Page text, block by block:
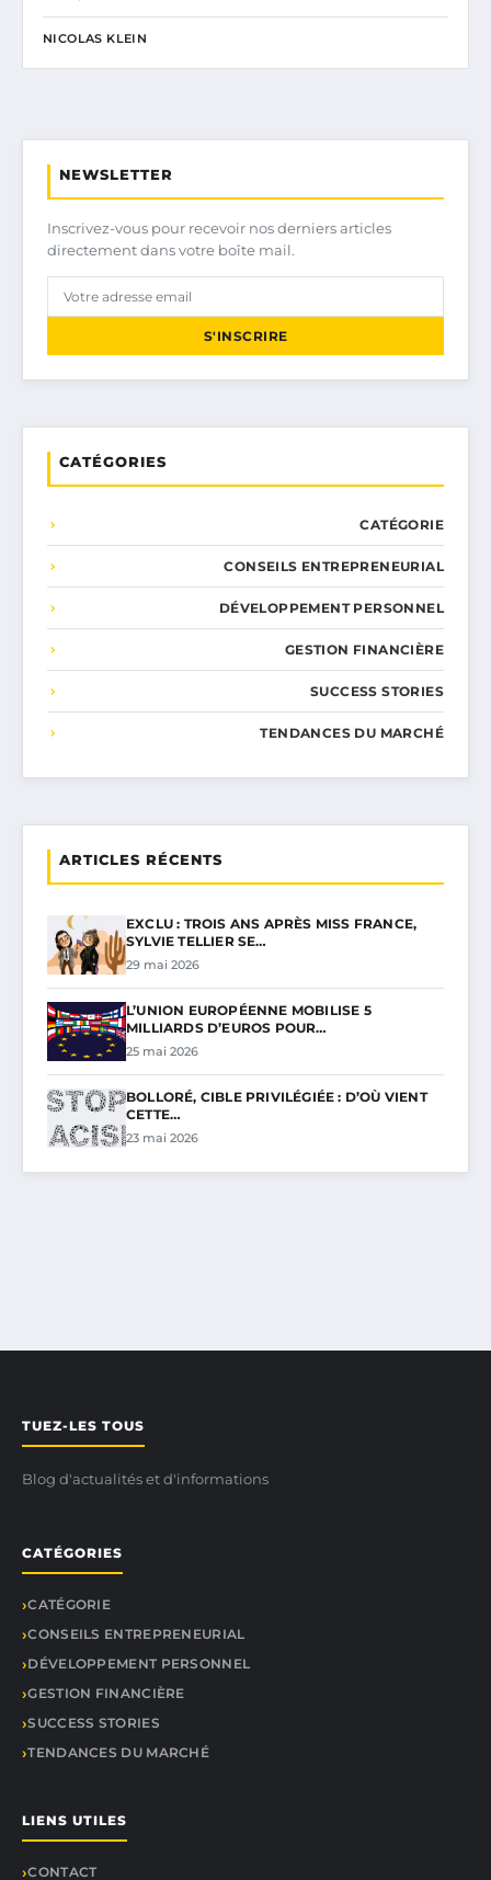
NICOLAS KLEIN
NEWSLETTER
Inscrivez-vous pour recevoir nos derniers articles
directement dans votre boîte mail.
S'INSCRIRE
CATÉGORIES
CATÉGORIE
CONSEILS ENTREPRENEURIAL
DÉVELOPPEMENT PERSONNEL
GESTION FINANCIÈRE
SUCCESS STORIES
TENDANCES DU MARCHÉ
ARTICLES RÉCENTS
EXCLU : TROIS ANS APRÈS MISS FRANCE,
SYLVIE TELLIER SE…
29 mai 2026
L’UNION EUROPÉENNE MOBILISE 5
MILLIARDS D’EUROS POUR…
25 mai 2026
BOLLORÉ, CIBLE PRIVILÉGIÉE : D’OÙ VIENT
CETTE…
23 mai 2026
TUEZ-LES TOUS
Blog d'actualités et d'informations
CATÉGORIES
CATÉGORIE
CONSEILS ENTREPRENEURIAL
DÉVELOPPEMENT PERSONNEL
GESTION FINANCIÈRE
SUCCESS STORIES
TENDANCES DU MARCHÉ
LIENS UTILES
CONTACT